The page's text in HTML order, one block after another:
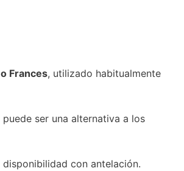
Frances, utilizado habitualmente
ser una alternativa a los
con antelación.